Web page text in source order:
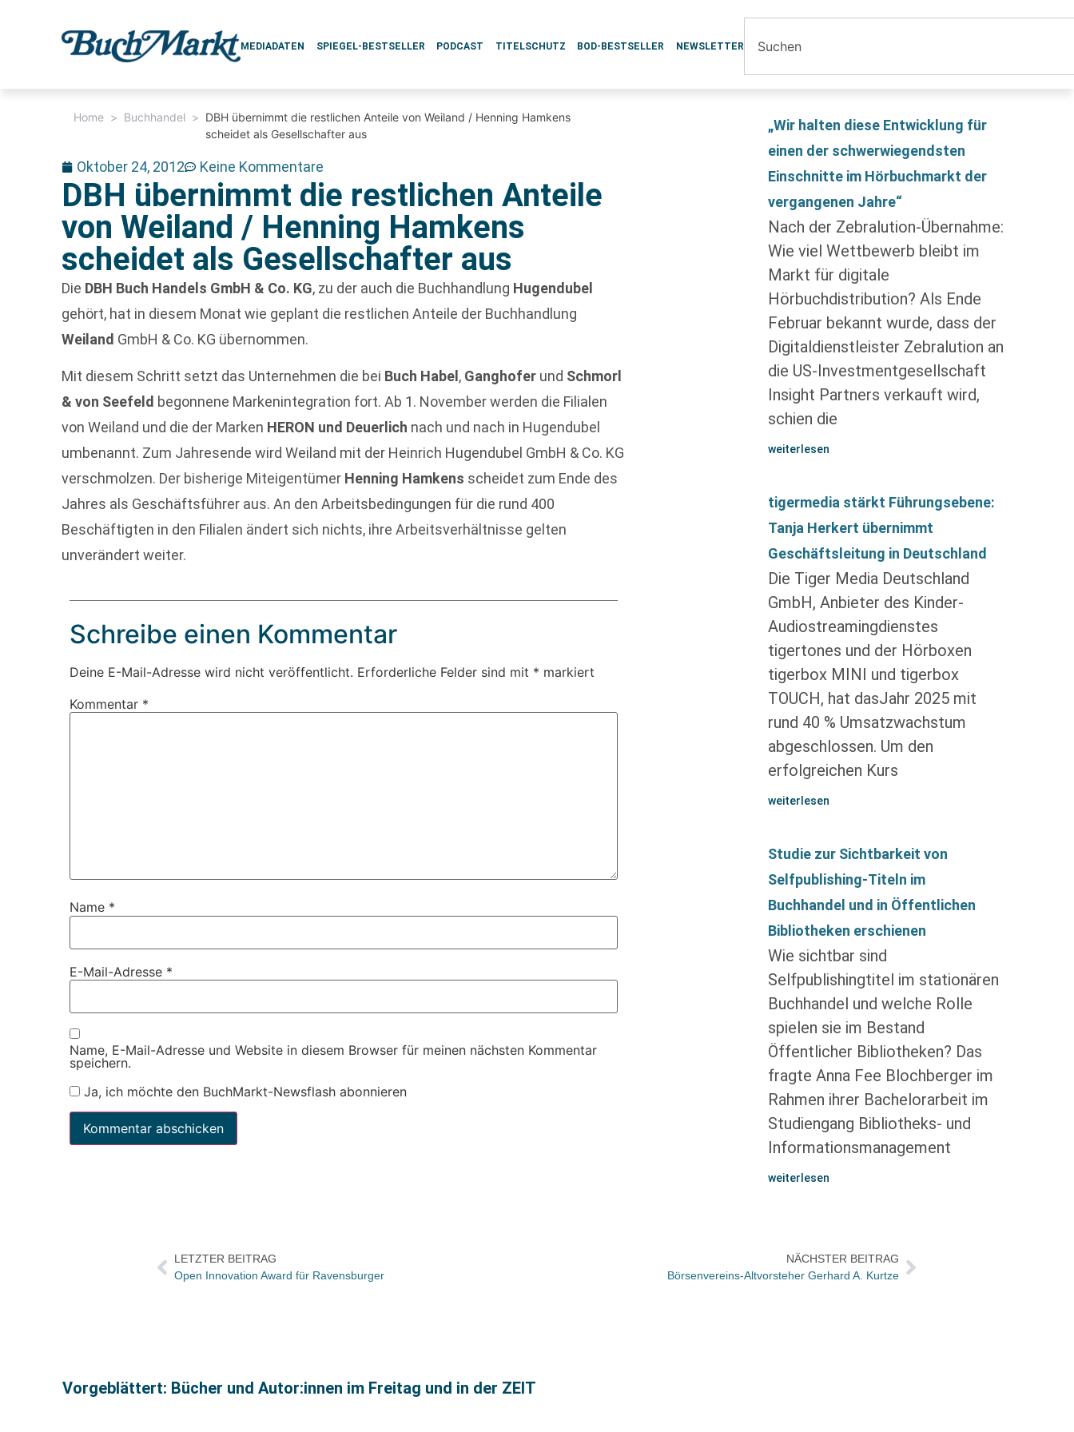
MEDIADATEN SPIEGEL-BESTSELLER PODCAST TITELSCHUTZ BOD-BESTSELLER NEWSLETTER
Home > Buchhandel > DBH übernimmt die restlichen Anteile von Weiland / Henning Hamkens
scheidet als Gesellschafter aus
Oktober 24, 2012 Keine Kommentare
DBH übernimmt die restlichen Anteile
von Weiland / Henning Hamkens
scheidet als Gesellschafter aus
Die DBH Buch Handels GmbH & Co. KG, zu der auch die Buchhandlung Hugendubel
gehört, hat in diesem Monat wie geplant die restlichen Anteile der Buchhandlung
Weiland GmbH & Co. KG übernommen.
Mit diesem Schritt setzt das Unternehmen die bei Buch Habel , Ganghofer und Schmorl
& von Seefeld begonnene Markenintegration fort. Ab 1. November werden die Filialen
von Weiland und die der Marken HERON und Deuerlich nach und nach in Hugendubel
umbenannt. Zum Jahresende wird Weiland mit der Heinrich Hugendubel GmbH & Co. KG
verschmolzen. Der bisherige Miteigentümer Henning Hamkens scheidet zum Ende des
Jahres als Geschäftsführer aus. An den Arbeitsbedingungen für die rund 400
Beschäftigten in den Filialen ändert sich nichts, ihre Arbeitsverhältnisse gelten
unverändert weiter.
Schreibe einen Kommentar
Deine E-Mail-Adresse wird nicht veröffentlicht. Erforderliche Felder sind mit * markiert
Kommentar *
Name *
E-Mail-Adresse *
Name, E-Mail-Adresse und Website in diesem Browser für meinen nächsten Kommentar
speichern.
Ja, ich möchte den BuchMarkt-Newsflash abonnieren
„Wir halten diese Entwicklung für
einen der schwerwiegendsten
Einschnitte im Hörbuchmarkt der
vergangenen Jahre“
Nach der Zebralution-Übernahme:
Wie viel Wettbewerb bleibt im
Markt für digitale
Hörbuchdistribution? Als Ende
Februar bekannt wurde, dass der
Digitaldienstleister Zebralution an
die US-Investmentgesellschaft
Insight Partners verkauft wird,
schien die
weiterlesen
tigermedia stärkt Führungsebene:
Tanja Herkert übernimmt
Geschäftsleitung in Deutschland
Die Tiger Media Deutschland
GmbH, Anbieter des Kinder-
Audiostreamingdienstes
tigertones und der Hörboxen
tigerbox MINI und tigerbox
TOUCH, hat dasJahr 2025 mit
rund 40 % Umsatzwachstum
abgeschlossen. Um den
erfolgreichen Kurs
weiterlesen
Studie zur Sichtbarkeit von
Selfpublishing-Titeln im
Buchhandel und in Öffentlichen
Bibliotheken erschienen
Wie sichtbar sind
Selfpublishingtitel im stationären
Buchhandel und welche Rolle
spielen sie im Bestand
Öffentlicher Bibliotheken? Das
fragte Anna Fee Blochberger im
Rahmen ihrer Bachelorarbeit im
Studiengang Bibliotheks- und
Informationsmanagement
weiterlesen
LETZTER BEITRAG
Open Innovation Award für Ravensburger
NÄCHSTER BEITRAG
Börsenvereins-Altvorsteher Gerhard A. Kurtze
Vorgeblättert: Bücher und Autor:innen im Freitag und in der ZEIT